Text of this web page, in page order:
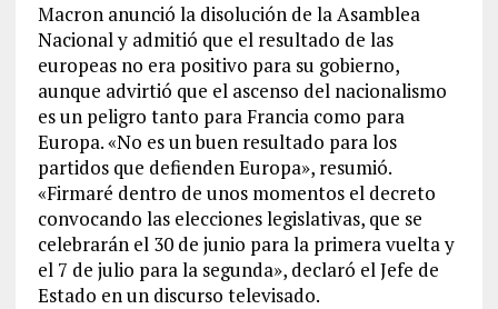
Macron anunció la disolución de la Asamblea
Nacional y admitió que el resultado de las
europeas no era positivo para su gobierno,
aunque advirtió que el ascenso del nacionalismo
es un peligro tanto para Francia como para
Europa. «No es un buen resultado para los
partidos que defienden Europa», resumió.
«Firmaré dentro de unos momentos el decreto
convocando las elecciones legislativas, que se
celebrarán el 30 de junio para la primera vuelta y
el 7 de julio para la segunda», declaró el Jefe de
Estado en un discurso televisado.